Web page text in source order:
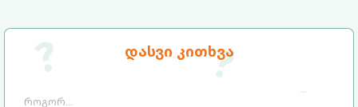
დასვი კითხვა
ასეთ მომენტებში ადვილია
ეზოთერიკასა და ფსიქოლოგიაში ეს
ფენომენი ხშირად სხვანაირად
მომხდარი მარცხი სასჯელი კი არა,
სამყაროს მცდელობაა: